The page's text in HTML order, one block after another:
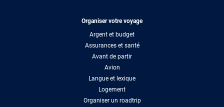
Organiser votre voyage
Argent et budget
Assurances et santé
Avant de partir
Avion
Langue et lexique
Logement
Organiser un roadtrip